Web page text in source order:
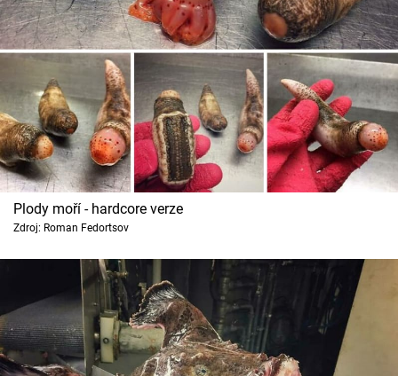
Plody moří - hardcore verze
Zdroj: Roman Fedortsov